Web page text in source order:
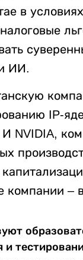
в
ИИ.
IP-
NVIDIA,
компании –
и